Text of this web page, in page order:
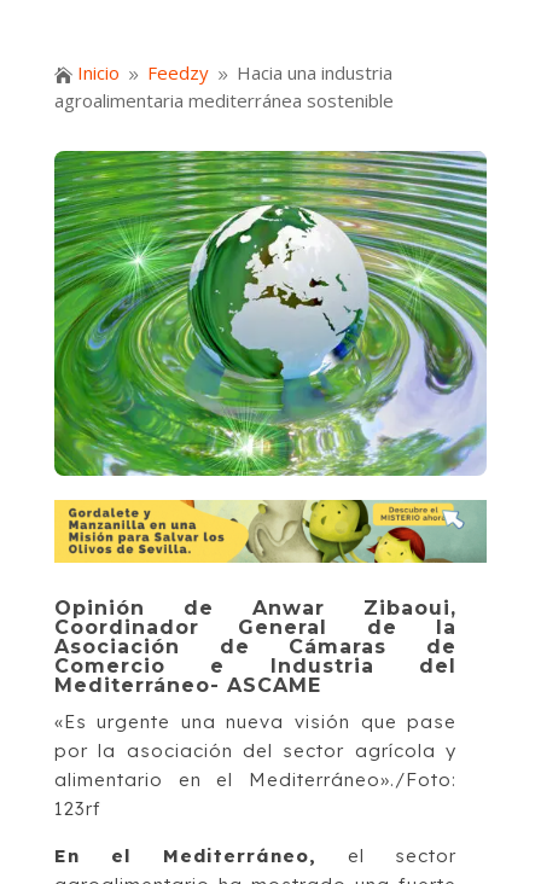
 Inicio 9 Feedzy 9 Hacia una industria
agroalimentaria mediterránea sostenible
Opinión de Anwar Zibaoui,
Coordinador General de la
Asociación de Cámaras de
Comercio e Industria del
Mediterráneo- ASCAME
«Es urgente una nueva visión que pase
por la asociación del sector agrícola y
alimentario en el Mediterráneo»./Foto:
123rf
En el Mediterráneo,
el sector